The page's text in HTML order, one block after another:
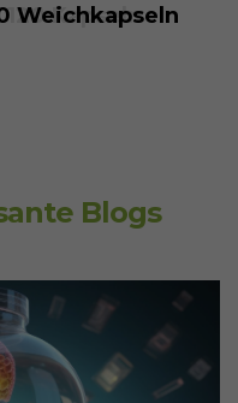
Weichkapseln
Blogs